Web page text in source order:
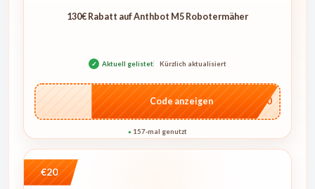
130€ Rabatt auf Anthbot M5 Robotermäher
✓ Aktuell gelistet Kürzlich aktualisiert
…E250
Code anzeigen
● 157-mal genutzt
€20